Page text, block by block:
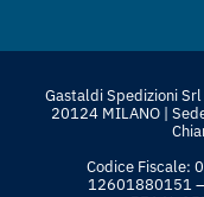
Gastaldi Spedizioni
20124 MILANO |
Codice Fiscale:
12601880151